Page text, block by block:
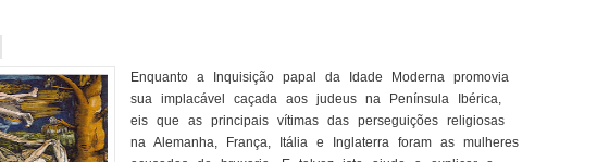
Enquanto a Inquisição papal da Idade Moderna promovia
sua implacável caçada aos judeus na Península Ibérica,
eis que as principais vítimas das perseguições religiosas
na Alemanha, França, Itália e Inglaterra foram as mulheres